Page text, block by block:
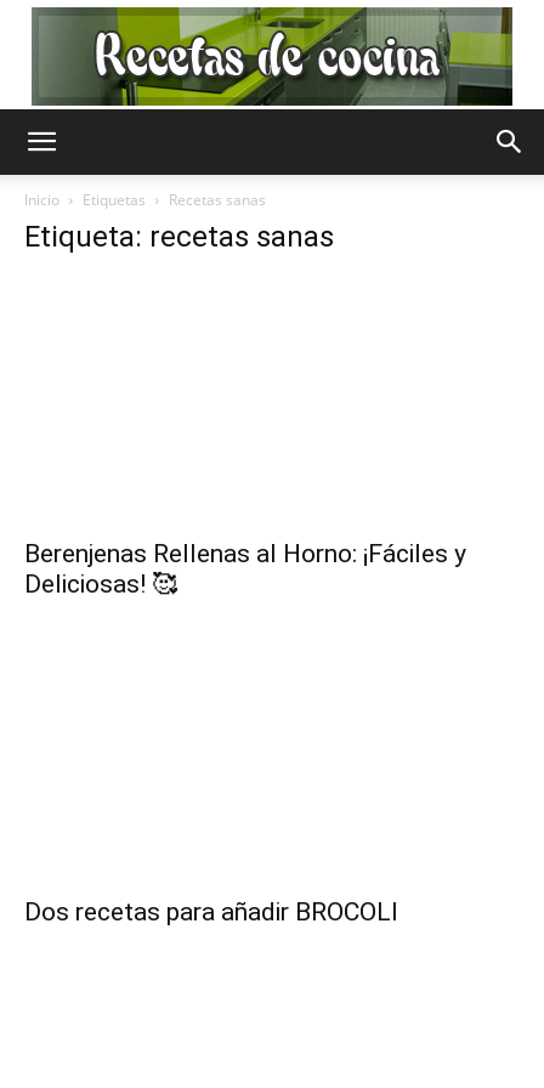
Online
Inicio Etiquetas Recetas sanas
Etiqueta: recetas sanas
Berenjenas Rellenas al Horno: ¡Fáciles y
Deliciosas! 🥰
Dos recetas para añadir BROCOLI